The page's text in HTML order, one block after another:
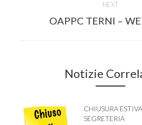
NEXT
Next
post:
OAPPC TERNI –
Notizie
CHIUSURA
SEGRETERIA